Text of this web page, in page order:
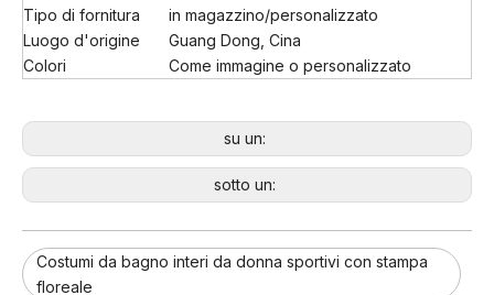
Tipo di fornitura
in magazzino/personalizzato
Luogo d'origine
Guang Dong, Cina
Colori
Come immagine o personalizzato
su un:
sotto un:
Costumi da bagno interi da donna sportivi con stampa
floreale